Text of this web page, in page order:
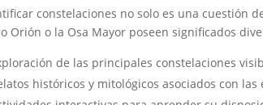
constelaciones no solo es una cuestión
Orión o la Osa Mayor poseen significados
de las principales constelaciones
históricos y mitológicos asociados con las